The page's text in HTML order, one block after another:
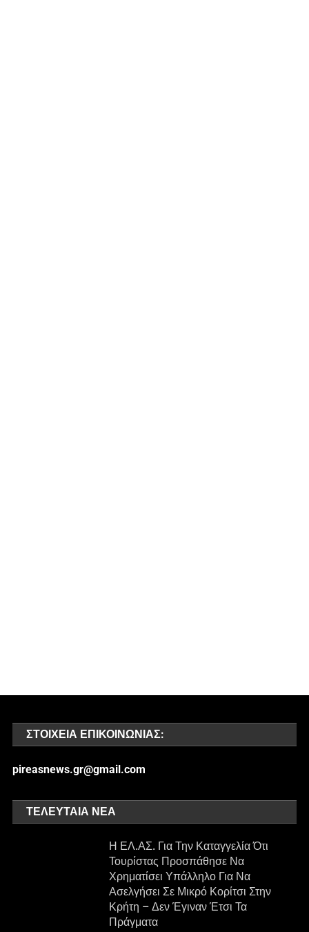
ΣΤΟΙΧΕΊΑ ΕΠΙΚΟΙΝΩΝΊΑΣ:
pireasnews.gr@gmail.com
ΤΕΛΕΥΤΑΊΑ ΝΈΑ
Η ΕΛ.ΑΣ. Για Την Καταγγελία Ότι
Τουρίστας Προσπάθησε Να
Χρηματίσει Υπάλληλο Για Να
Ασελγήσει Σε Μικρό Κορίτσι Στην
Κρήτη – Δεν Έγιναν Έτσι Τα
Πράγματα